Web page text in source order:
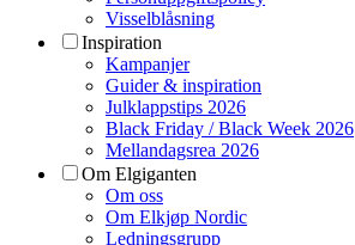
Visselblåsning
Inspiration
Kampanjer
Guider & inspiration
Julklappstips 2026
Black Friday / Black Week 2026
Mellandagsrea 2026
Om Elgiganten
Om oss
Om Elkjøp Nordic
Ledningsgrupp